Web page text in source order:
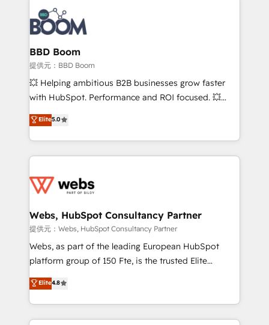
experts conseil - 150 certifications HubSpot
cumulées
revenue. ⚙️ HubSpot Integration & Optimization •
Seamless CRM, CMS, and automation setup •
Complex platform migrations and data cleanups •
Custom APIs and third-party integrations 📈 End-to-
End Revenue Acceleration • Lifecycle marketing and
pipeline growth programs • Sales enablement tools
and CRM optimization • Retention strategies with
Execution • 750+ onboardings and 2,000+
implementations • Deep expertise across marketing,
BBD Boom
提供元：BBD Boom
💥 Helping ambitious B2B businesses grow faster
with HubSpot. Performance and ROI focused. 💥
BBD Boom is the HubSpot partner that can help you
to HubSpot Better. We work with your teams to
solve all your HubSpot challenges and improve user
adoption, sales process and marketing results.
the first time 🔧 Designing and optimising your
and build using HubSpot 🔌 Integrating HubSpot
with other systems 🎓 Training your teams to be
HubSpot pros 📊 Lead generation services using
HubSpot Why us? - SIX HubSpot Accreditations -
CRM, Solutions Architecture, Onboarding , Data
Migration, Custom Integration & Platform
Elite5.0
Webs, HubSpot Consultancy Partner
提供元：Webs, HubSpot Consultancy Partner
Webs, as part of the leading European HubSpot
platform group of 150 Fte, is the trusted Elite
HubSpot CRM Partner offering you a roadmap on
maximizing EBITDA and achieving Commercial
Excellence. With our targeted processes, we
strengthen your digital transformation and minimize
Elite4.8